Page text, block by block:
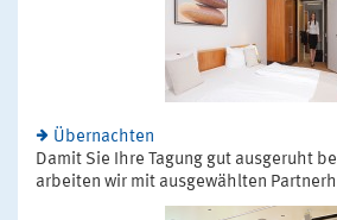
Übernachten
Damit Sie Ihre Tagung gut ausgeruht
arbeiten wir mit ausgewählten